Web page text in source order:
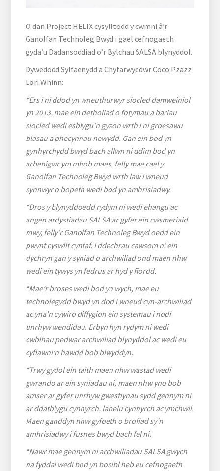
O dan Project HELIX cysylltodd y cwmni â’r
Ganolfan Technoleg Bwyd i gael cefnogaeth
gyda’u Dadansoddiad o’r Bylchau SALSA blynyddol.
Dywedodd Sylfaenydd a Chyfarwyddwr Coco Pzazz
Lori Whinn:
“Ers i ni ddod yn wneuthurwyr siocled damweiniol
yn 2013, mae ein detholiad o fotymau a bariau
siocled wedi esblygu’n gyson wrth i ni groesawu
blasau a phecynnau newydd. Gan ein bod yn
gynhyrchydd bwyd bach allwn ni ddim bod yn
arbenigwr ym mhob maes, felly mae cael y
Ganolfan Technoleg Bwyd wrth law i wneud
synnwyr o bopeth wedi bod yn amhrisiadwy.
“Dros y blynyddoedd rydym ni wedi ehangu ac
angen ardystiadau SALSA ar gyfer ein cwsmeriaid
mwy, felly’r Ganolfan Technoleg Bwyd oedd ein
pwynt cyswllt cyntaf. I ddechrau cawsom ni ein
dychryn gan y syniad o archwiliad ond maen nhw
wedi ein tywys yn fedrus ar hyd y ffordd.
“Mae’r broses wedi bod yn wych, mae eu
technolegydd bwyd yn dod i wneud cyn-archwiliad
ac yna’n cywiro diffygion ein systemau i nodi
unrhyw wendidau. Erbyn hyn rydym ni wedi
cwblhau pedwar archwiliad blynyddol ac wedi eu
cyflawni’n hawdd bob blwyddyn.
“Trwy gydol ein taith maen nhw wastad wedi
gwrando ar ein syniadau ni, maen nhw yno bob
amser ar gyfer unrhyw gwestiynau sydd gennym ni
ar ddatblygu cynnyrch, labelu cynnyrch ac ymchwil.
Maen ganddyn nhw gyfoeth o brofiad sy’n
amhrisiadwy i fusnes bwyd bach fel ni.
“Nawr mae gennym ni archwiliadau SALSA gwych
na fyddai wedi bod yn bosibl heb eu cefnogaeth